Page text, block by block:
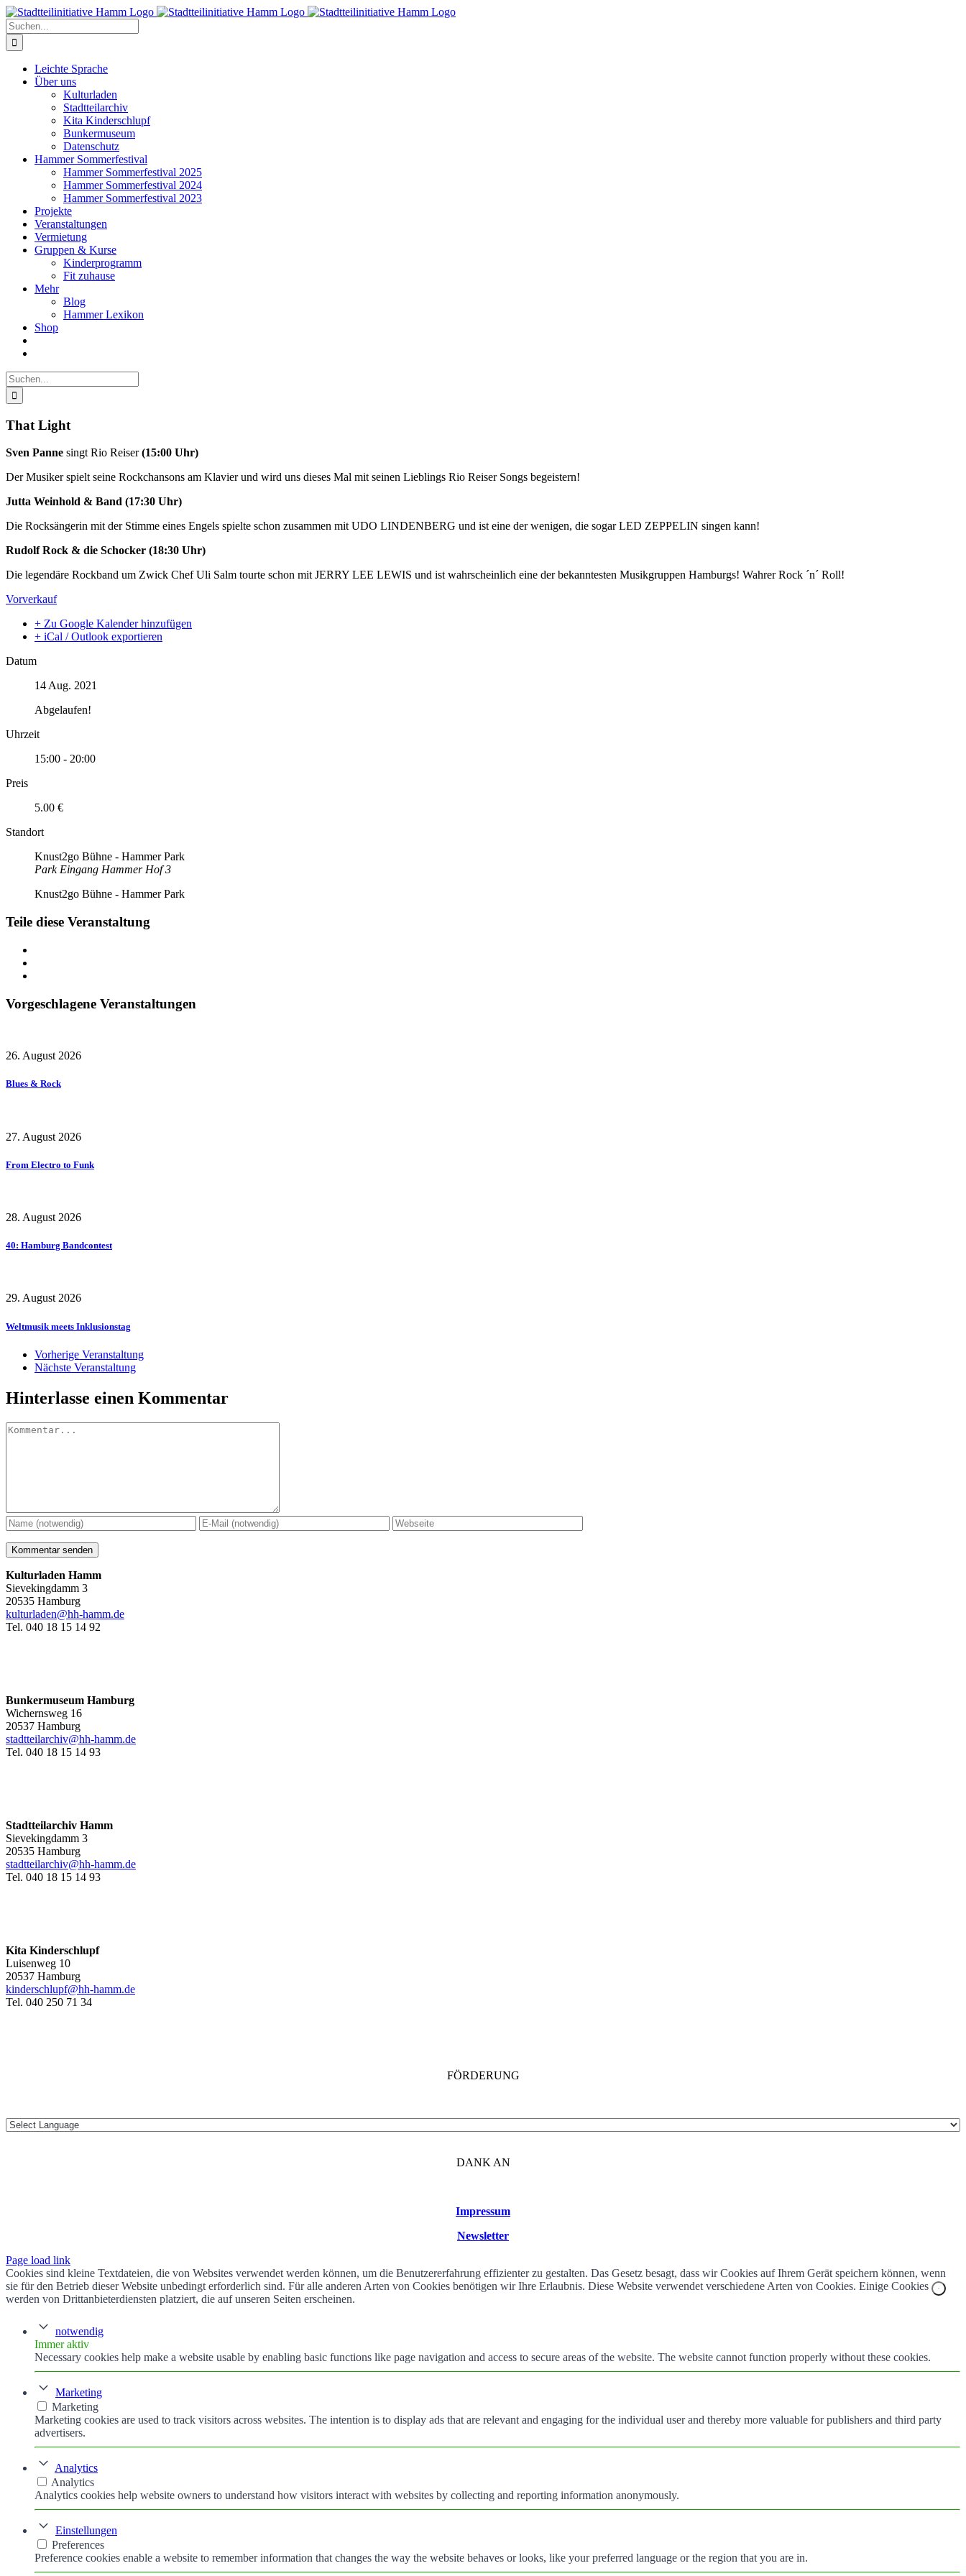
Zum
Inhalt
springen
Suche
nach:
Leichte Sprache
Über uns
Kulturladen
Stadtteilarchiv
Kita Kinderschlupf
Bunkermuseum
Datenschutz
Hammer Sommerfestival
Hammer Sommerfestival 2025
Hammer Sommerfestival 2024
Hammer Sommerfestival 2023
Projekte
Veranstaltungen
Vermietung
Gruppen & Kurse
Kinderprogramm
Fit zuhause
Mehr
Blog
Hammer Lexikon
Shop
Suche
nach:
That Light
Sven Panne singt Rio Reiser(15:00 Uhr)
Der Musiker spielt seine Rockchansons am Klavier und wird uns dieses Mal mit seinen Lieblings Rio Reiser Songs begeistern!
Jutta Weinhold & Band (17:30 Uhr)
Die Rocksängerin mit der Stimme eines Engels spielte schon zusammen mit UDO LINDENBERG und ist eine der wenigen, die sogar LED ZEPPELIN singen kann!
Rudolf Rock & die Schocker (18:30 Uhr)
Die legendäre Rockband um Zwick Chef Uli Salm tourte schon mit JERRY LEE LEWIS und ist wahrscheinlich eine der bekanntesten Musikgruppen Hamburgs! Wahrer Rock ´n´ Roll!
Vorverkauf
+ Zu Google Kalender hinzufügen
+ iCal / Outlook exportieren
Datum
14 Aug. 2021
Abgelaufen!
Uhrzeit
15:00 - 20:00
Preis
5.00 €
Standort
Knust2go Bühne - Hammer Park
Park Eingang Hammer Hof 3
Knust2go Bühne - Hammer Park
Teile diese Veranstaltung
Vorgeschlagene Veranstaltungen
26. August 2026
Blues & Rock
27. August 2026
From Electro to Funk
28. August 2026
40: Hamburg Bandcontest
29. August 2026
Weltmusik meets Inklusionstag
Vorherige Veranstaltung
Nächste Veranstaltung
Hinterlasse einen Kommentar
Kommentar
Kulturladen Hamm
Sievekingdamm 3
20535 Hamburg
kulturladen@hh-hamm.de
Tel. 040 18 15 14 92
Bunkermuseum Hamburg
Wichernsweg 16
20537 Hamburg
stadtteilarchiv@hh-hamm.de
Tel. 040 18 15 14 93
Stadtteilarchiv Hamm
Sievekingdamm 3
20535 Hamburg
stadtteilarchiv@hh-hamm.de
Tel. 040 18 15 14 93
Kita Kinderschlupf
Luisenweg 10
20537 Hamburg
kinderschlupf@hh-hamm.de
Tel. 040 250 71 34
FÖRDERUNG
DANK AN
Impressum
Newsletter
Page load link
Cookies sind kleine Textdateien, die von Websites verwendet werden können, um die Benutzererfahrung effizienter zu gestalten. Das Gesetz besagt, dass wir Cookies auf Ihrem Gerät speichern können, wenn
sie für den Betrieb dieser Website unbedingt erforderlich sind. Für alle anderen Arten von Cookies benötigen wir Ihre Erlaubnis. Diese Website verwendet verschiedene Arten von Cookies. Einige Cookies
werden von Drittanbieterdiensten platziert, die auf unseren Seiten erscheinen.
notwendig
Immer aktiv
Necessary cookies help make a website usable by enabling basic functions like page navigation and access to secure areas of the website. The website cannot function properly without these cookies.
Marketing
Marketing
Marketing cookies are used to track visitors across websites. The intention is to display ads that are relevant and engaging for the individual user and thereby more valuable for publishers and third party
advertisers.
Analytics
Analytics
Analytics cookies help website owners to understand how visitors interact with websites by collecting and reporting information anonymously.
Einstellungen
Preferences
Preference cookies enable a website to remember information that changes the way the website behaves or looks, like your preferred language or the region that you are in.